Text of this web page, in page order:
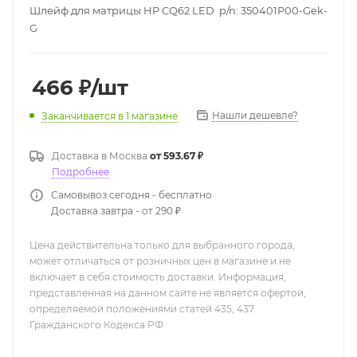
Шлейф для матрицы HP CQ62 LED p/n: 350401P00-Gek-
G
466 ₽/шт
Заканчивается в 1 магазине Нашли дешевле?
Доставка в Москва от 593.67 ₽
Подробнее
Самовывоз сегодня - бесплатно
Доставка завтра - от 290 ₽
Цена действительна только для выбранного города,
может отличаться от розничных цен в магазине и не
включает в себя стоимость доставки. Информация,
представленная на данном сайте не является офертой,
определяемой положениями статей 435, 437
Гражданского Кодекса РФ